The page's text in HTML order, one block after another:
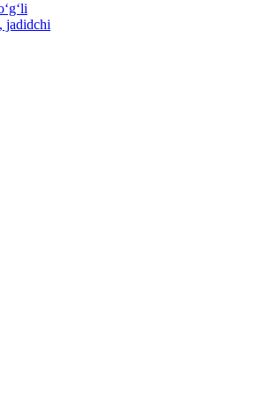
jadidchi